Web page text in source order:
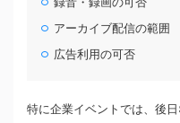
アーカイブ配信の範囲
広告利用の可否
特に企業イベントでは、後